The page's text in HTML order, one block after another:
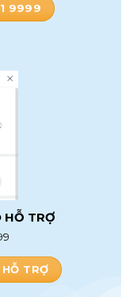
9999
HỖ TRỢ
TRỢ